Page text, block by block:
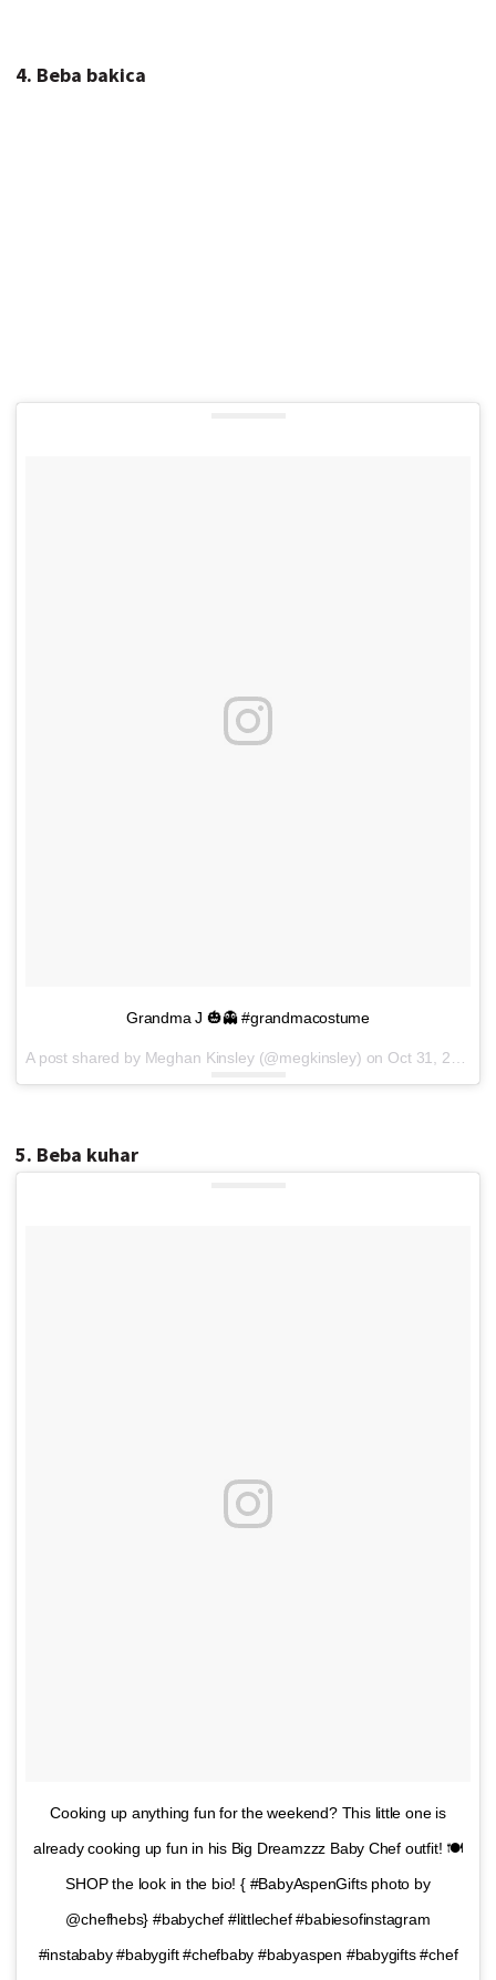
4. Beba bakica
Grandma J 🎃👻 #grandmacostume
A post shared by Meghan Kinsley (@megkinsley) on Oct 31, 2016 at 10:13am PDT
5. Beba kuhar
Cooking up anything fun for the weekend? This little one is
already cooking up fun in his Big Dreamzzz Baby Chef outfit! 🍽
SHOP the look in the bio! { #BabyAspenGifts photo by
@chefhebs} #babychef #littlechef #babiesofinstagram
#instababy #babygift #chefbaby #babyaspen #babygifts #chef